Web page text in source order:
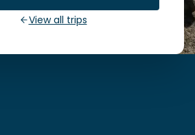
View all trips